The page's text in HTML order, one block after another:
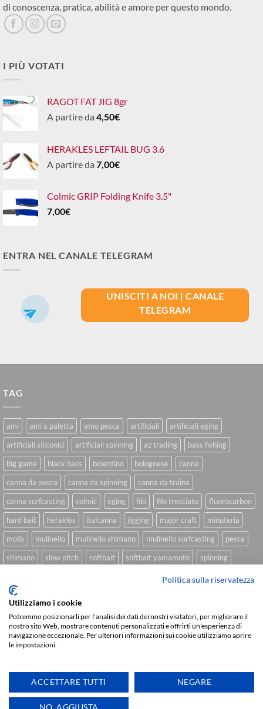
di conoscenza, pratica, abilità e amore per questo mondo.
I PIÙ VOTATI
RAGOT FAT JIG 8gr
A partire da 4,50€
HERAKLES LEFTAIL BUG 3.6
A partire da 7,00€
Colmic GRIP Folding Knife 3.5"
7,00€
ENTRA NEL CANALE TELEGRAM
UNISCITI A NOI | CANALE
TELEGRAM
TAG
ami ami a paletta amo pesca artificiali
artificiali eging
artificiali siliconici
artificiali spinning az trading
bass fishing
big game
black bass bolentino bolognese
canna
canna da pesca
canna da spinning
canna da traina
canna surfcasting
colmic eging filo filo trecciato
fluorocarbon
hard bait
herakles italcanna jigging major craft
minuteria
molix
mulinello mulinello shimano mulinello surfcasting
pesca
shimano
slow pitch softbait softbait yamamoto
spinning
trecciato trolling tubertini
Sviluppato daWe Blink Design
Delivery
Copyright 2026 © IlMaestralePesca.it
Politica sulla riservatezza
Utilizziamo i cookie
Potremmo posizionarli per l'analisi dei dati dei nostri visitatori, per migliorare il
nostro sito Web, mostrare contenuti personalizzati e offrirti un'esperienza di
navigazione eccezionale. Per ulteriori informazioni sui cookie utilizziamo aprire
le impostazioni.
ACCETTARE TUTTI NEGARE
NO, AGGIUSTA